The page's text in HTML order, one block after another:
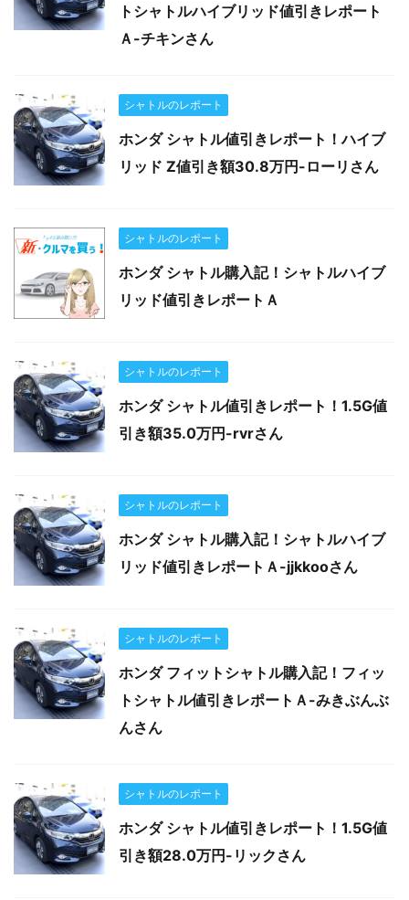
トシャトルハイブリッド値引きレポート
Ａ-チキンさん
シャトルのレポート
ホンダ シャトル値引きレポート！ハイブ
リッド Z値引き額30.8万円-ローリさん
シャトルのレポート
ホンダ シャトル購入記！シャトルハイブ
リッド値引きレポートＡ
シャトルのレポート
ホンダ シャトル値引きレポート！1.5G値
引き額35.0万円-rvrさん
シャトルのレポート
ホンダ シャトル購入記！シャトルハイブ
リッド値引きレポートＡ-jjkkooさん
シャトルのレポート
ホンダ フィットシャトル購入記！フィッ
トシャトル値引きレポートＡ-みきぶんぶ
んさん
シャトルのレポート
ホンダ シャトル値引きレポート！1.5G値
引き額28.0万円-リックさん